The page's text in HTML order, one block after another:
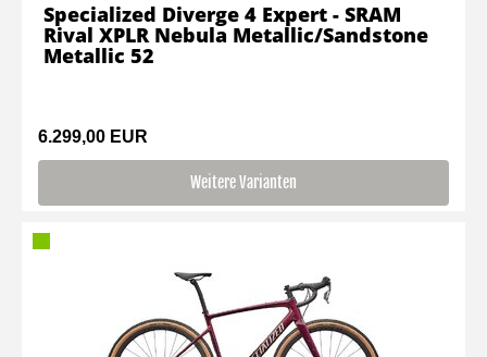
6.299,00 EUR
Weitere Varianten
Specialized Diverge 4 Expert - SRAM
Rival XPLR Nebula Metallic/Sandstone
Metallic 52